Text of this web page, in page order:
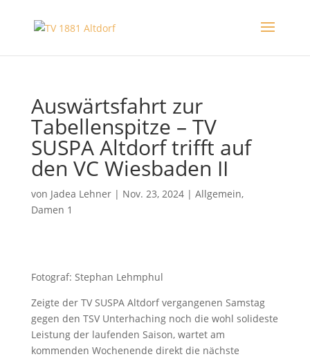
Auswärtsfahrt zur
Tabellenspitze – TV
SUSPA Altdorf trifft auf
den VC Wiesbaden II
von Jadea Lehner| Nov. 23, 2024| Allgemein,
Damen 1
Fotograf: Stephan Lehmphul
Zeigte der TV SUSPA Altdorf vergangenen Samstag
gegen den TSV Unterhaching noch die wohl solideste
Leistung der laufenden Saison, wartet am
kommenden Wochenende direkt die nächste